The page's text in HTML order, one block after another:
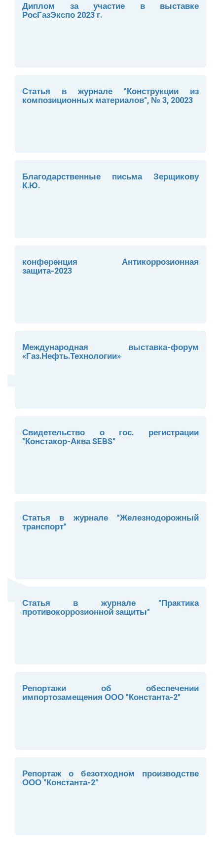
Диплом за участие в выставке
РосГазЭкспо 2023 г.
Статья в журнале "Конструкции из
композиционных материалов", № 3, 20023
Благодарственные письма Зерщикову
К.Ю.
конференция Антикоррозионная
защита-2023
Международная выставка-форум
«Газ.Нефть.Технологии»
Свидетельство о гос. регистрации
"Констакор-Аква SEBS"
Статья в журнале "Железнодорожный
транспорт"
Статья в журнале "Практика
противокоррозионной защиты"
Репортажи об обеспечении
импортозамещения ООО "Константа-2"
Репортаж о безотходном производстве
ООО "Константа-2"